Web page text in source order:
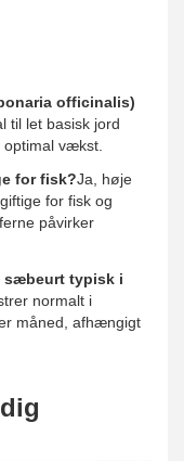
officinalis)
til let basisk jord
vækst.
for fisk?Ja, høje
for fisk og
påvirker
sæbeurt typisk i
normalt i
måned, afhængigt